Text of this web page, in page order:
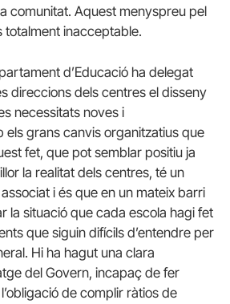
comunitat. Aquest menyspreu pel
totalment inacceptable.
d’Educació ha delegat
direccions dels centres el disseny
necessitats noves i
els grans canvis organitzatius que
fet, que pot semblar positiu ja
la realitat dels centres, té un
i és que en un mateix barri
la situació que cada escola hagi fet
que siguin difícils d’entendre per
Hi ha hagut una clara
del Govern, incapaç de fer
de complir ràtios de